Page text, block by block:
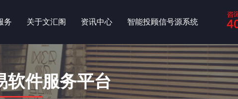
务 关于文汇阁 资讯中心 智能投顾信号源系统
软件服务平台